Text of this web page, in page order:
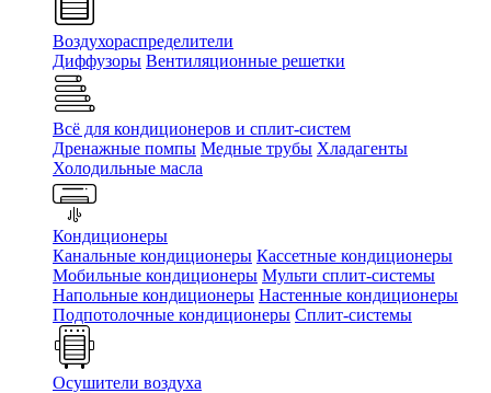
Воздухораспределители
Диффузоры Вентиляционные решетки
Всё для кондиционеров и сплит-систем
Дренажные помпы Медные трубы Хладагенты
Холодильные масла
Кондиционеры
Канальные кондиционеры Кассетные кондиционеры
Мобильные кондиционеры Мульти сплит-системы
Напольные кондиционеры Настенные кондиционеры
Подпотолочные кондиционеры Сплит-системы
Осушители воздуха